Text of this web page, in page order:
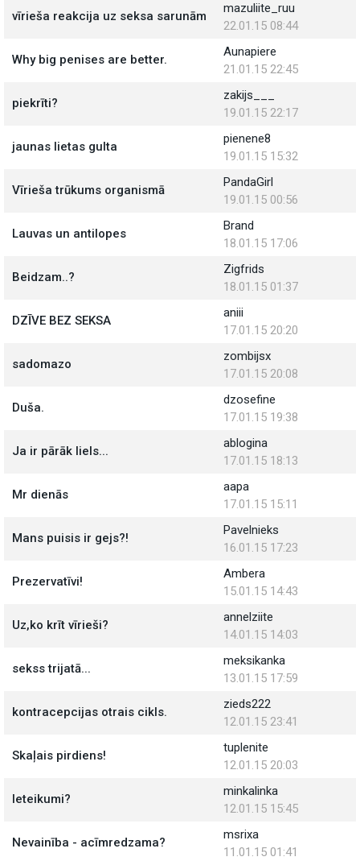
vīrieša reakcija uz seksa sarunām
mazuliite_ruu
22.01.15 08:44
Why big penises are better.
Aunapiere
21.01.15 22:45
piekrīti?
zakijs___
19.01.15 22:17
jaunas lietas gulta
pienene8
19.01.15 15:32
Vīrieša trūkums organismā
PandaGirl
19.01.15 00:56
Lauvas un antilopes
Brand
18.01.15 17:06
Beidzam..?
Zigfrids
18.01.15 01:37
DZĪVE BEZ SEKSA
aniii
17.01.15 20:20
sadomazo
zombijsx
17.01.15 20:08
Duša.
dzosefine
17.01.15 19:38
Ja ir pārāk liels...
ablogina
17.01.15 18:13
Mr dienās
aapa
17.01.15 15:11
Mans puisis ir gejs?!
Pavelnieks
16.01.15 17:23
Prezervatīvi!
Ambera
15.01.15 14:43
Uz,ko krīt vīrieši?
annelziite
14.01.15 14:03
sekss trijatā...
meksikanka
13.01.15 17:59
kontracepcijas otrais cikls.
zieds222
12.01.15 23:41
Skaļais pirdiens!
tuplenite
12.01.15 20:03
Ieteikumi?
minkalinka
12.01.15 15:45
Nevainība - acīmredzama?
msrixa
11.01.15 01:41